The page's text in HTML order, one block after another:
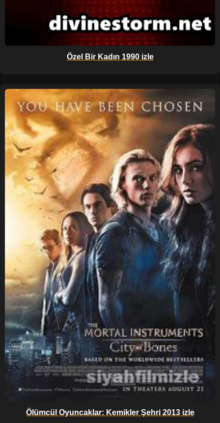
Özel Bir Kadın 1990 izle
Ölümcül Oyuncaklar: Kemikler Şehri 2013 izle